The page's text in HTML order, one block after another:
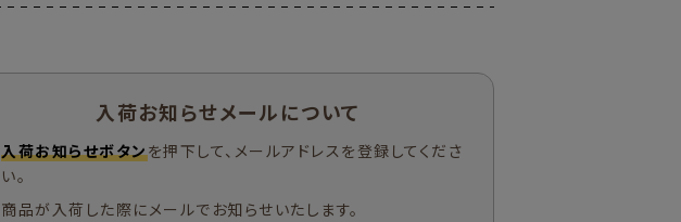
入荷お知らせメールについて
入荷お知らせボタンを押下して、メールアドレスを登録してくださ
い。
商品が入荷した際にメールでお知らせいたします。